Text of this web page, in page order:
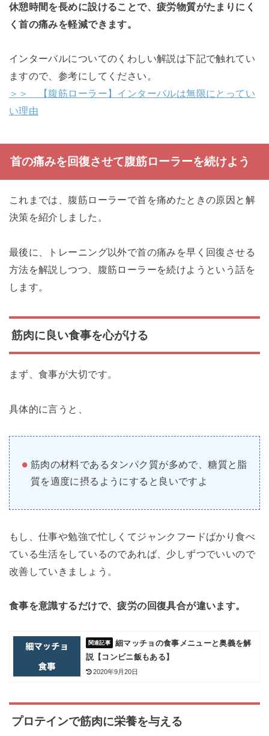
休憩時間を長めに設けることで、疲労物質がたまりにく
く首の痛みを軽減できます。
インターバルについてのくわしい解説は下記で触れてい
ますので、参考にしてください。
＞＞ 【腹筋ローラー】インターバルは無限にとってい
い理由
首の痛みを回復させて腹筋ローラーを続けよう
これまでは、腹筋ローラーで首を痛めたときの原因と解
決策を紹介しました。
最後に、トレーニング以外で首の痛みを早く回復させる
方法を解説しつつ、腹筋ローラーを続けようという話を
します。
筋肉に良い食事を心がける
まず、食事が大切です。
具体的に言うと、
筋肉の材料であるタンパク質が多めで、糖質と脂
質を適度に摂るようにすると良いですよ
もし、仕事や勉強で忙しくてジャンクフードばかり食べ
ている生活をしているのであれば、少しずつでいいので
改善していきましょう。
食事を意識するだけで、疲労の回復具合が違います。
細マッチョの食事メニューと奥義を解
説【コンビニ飯もある】
2020年9月20日
プロテインで筋肉に栄養を与える